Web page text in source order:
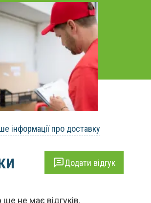
інформації про доставку
Додати відгук
не має відгуків.